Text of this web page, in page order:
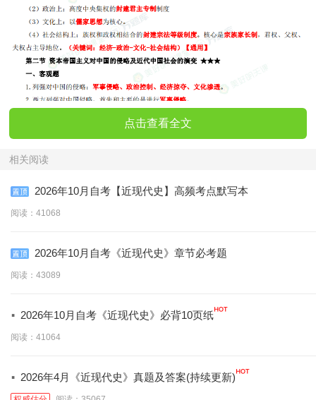
点击查看全文
相关阅读
2026年10月自考【近现代史】高频考点默写本
阅读：41068
2026年10月自考《近现代史》章节必考题
阅读：43089
· 2026年10月自考《近现代史》必背10页纸
阅读：41064
· 2026年4月《近现代史》真题及答案(持续更新)